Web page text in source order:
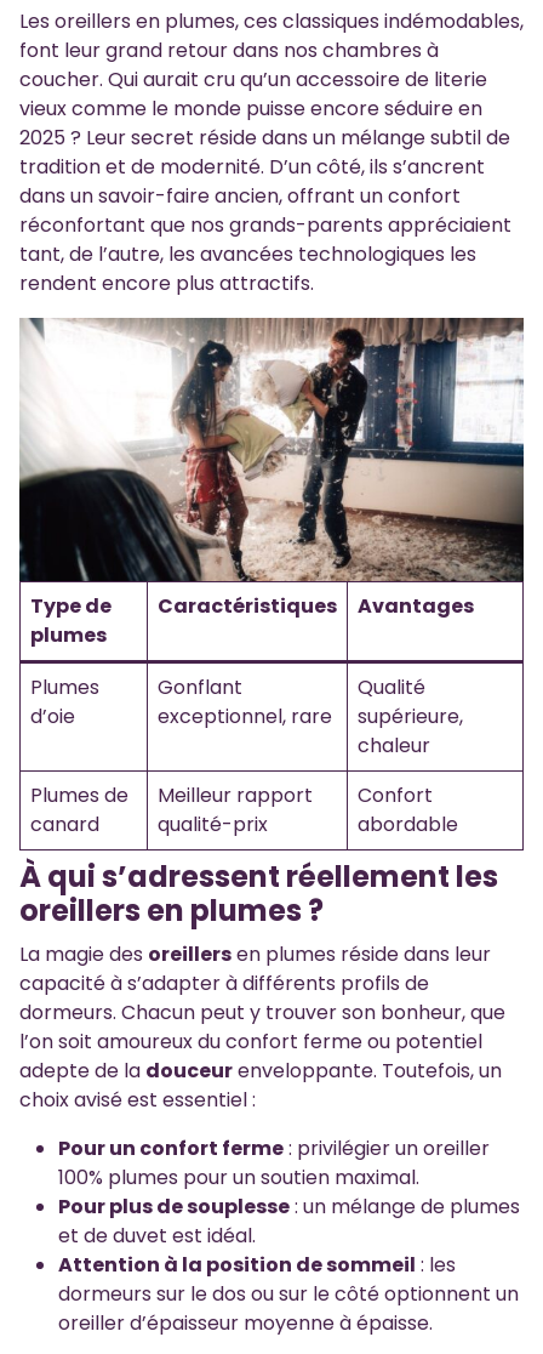
Les oreillers en plumes, ces classiques indémodables,
font leur grand retour dans nos chambres à
coucher. Qui aurait cru qu’un accessoire de literie
vieux comme le monde puisse encore séduire en
2025 ? Leur secret réside dans un mélange subtil de
tradition et de modernité. D’un côté, ils s’ancrent
dans un savoir-faire ancien, offrant un confort
réconfortant que nos grands-parents appréciaient
tant, de l’autre, les avancées technologiques les
rendent encore plus attractifs.
Type de
plumes
Caractéristiques Avantages
Plumes
d’oie
Gonflant
exceptionnel, rare
Qualité
supérieure,
chaleur
Plumes de
canard
Meilleur rapport
qualité-prix
Confort
abordable
À qui s’adressent réellement les
oreillers en plumes ?
La magie des oreillersen plumes réside dans leur
capacité à s’adapter à différents profils de
dormeurs. Chacun peut y trouver son bonheur, que
l’on soit amoureux du confort ferme ou potentiel
adepte de la douceurenveloppante. Toutefois, un
choix avisé est essentiel :
Pour un confort ferme: privilégier un oreiller
100% plumes pour un soutien maximal.
Pour plus de souplesse: un mélange de plumes
et de duvet est idéal.
Attention à la position de sommeil : les
dormeurs sur le dos ou sur le côté optionnent un
oreiller d’épaisseur moyenne à épaisse.